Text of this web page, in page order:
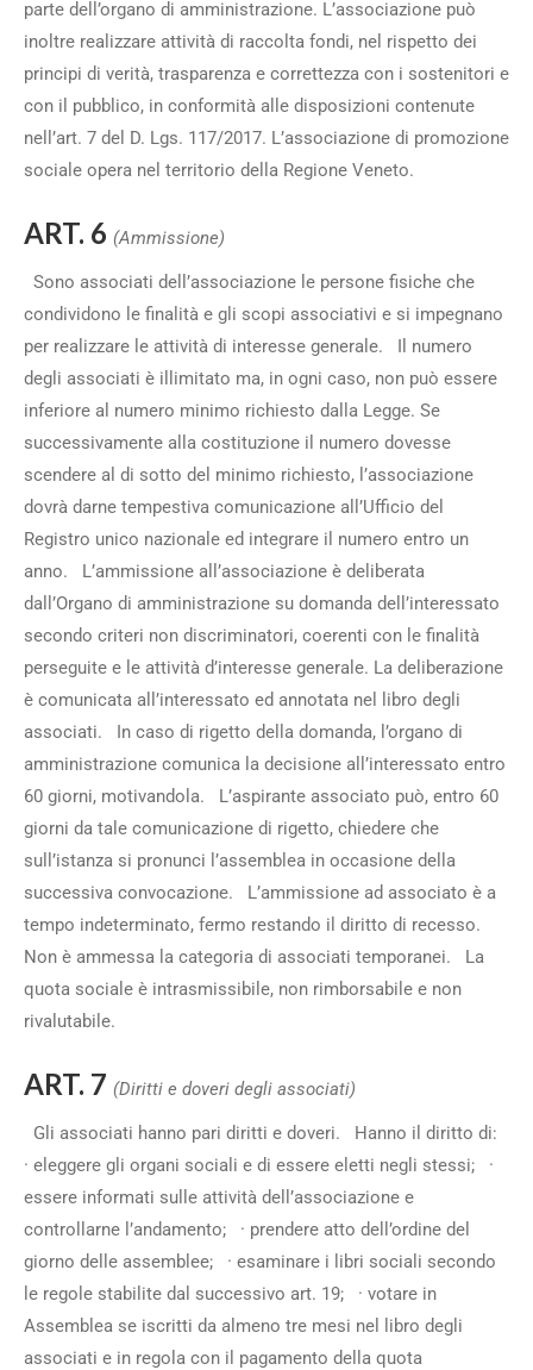
parte dell’organo di amministrazione. L’associazione può
inoltre realizzare attività di raccolta fondi, nel rispetto dei
principi di verità, trasparenza e correttezza con i sostenitori e
con il pubblico, in conformità alle disposizioni contenute
nell’art. 7 del D. Lgs. 117/2017. L’associazione di promozione
sociale opera nel territorio della Regione Veneto.
ART. 6 (Ammissione)
Sono associati dell’associazione le persone fisiche che
condividono le finalità e gli scopi associativi e si impegnano
per realizzare le attività di interesse generale. Il numero
degli associati è illimitato ma, in ogni caso, non può essere
inferiore al numero minimo richiesto dalla Legge. Se
successivamente alla costituzione il numero dovesse
scendere al di sotto del minimo richiesto, l’associazione
dovrà darne tempestiva comunicazione all’Ufficio del
Registro unico nazionale ed integrare il numero entro un
anno. L’ammissione all’associazione è deliberata
dall’Organo di amministrazione su domanda dell’interessato
secondo criteri non discriminatori, coerenti con le finalità
perseguite e le attività d’interesse generale. La deliberazione
è comunicata all’interessato ed annotata nel libro degli
associati. In caso di rigetto della domanda, l’organo di
amministrazione comunica la decisione all’interessato entro
60 giorni, motivandola. L’aspirante associato può, entro 60
giorni da tale comunicazione di rigetto, chiedere che
sull’istanza si pronunci l’assemblea in occasione della
successiva convocazione. L’ammissione ad associato è a
tempo indeterminato, fermo restando il diritto di recesso.
Non è ammessa la categoria di associati temporanei. La
quota sociale è intrasmissibile, non rimborsabile e non
rivalutabile.
ART. 7 (Diritti e doveri degli associati)
Gli associati hanno pari diritti e doveri. Hanno il diritto di:
· eleggere gli organi sociali e di essere eletti negli stessi; ·
essere informati sulle attività dell’associazione e
controllarne l’andamento; · prendere atto dell’ordine del
giorno delle assemblee; · esaminare i libri sociali secondo
le regole stabilite dal successivo art. 19; · votare in
Assemblea se iscritti da almeno tre mesi nel libro degli
associati e in regola con il pagamento della quota